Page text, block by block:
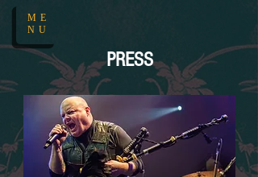
ME
NU
PRESS